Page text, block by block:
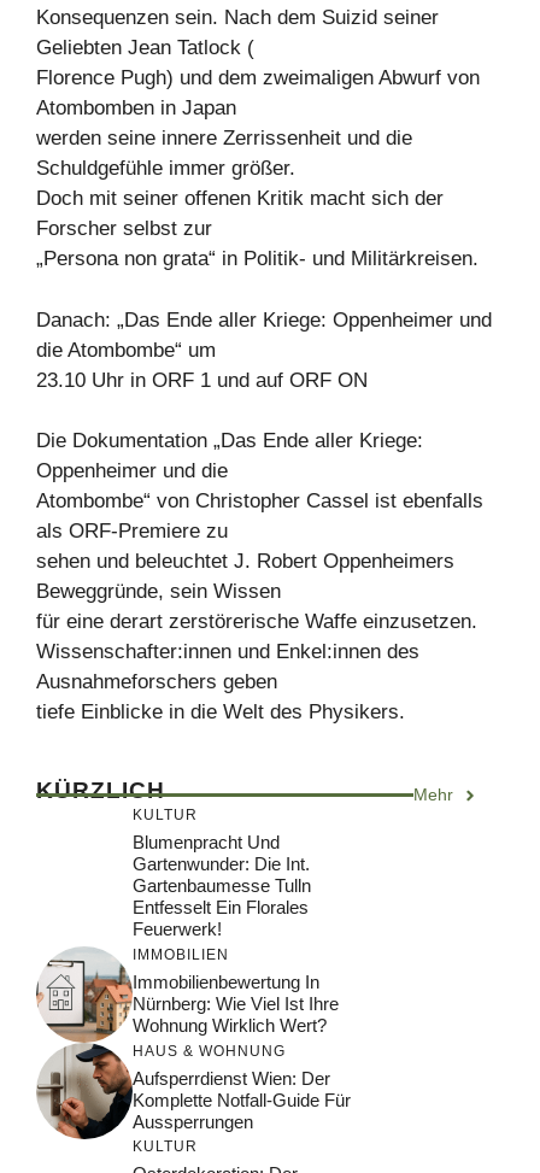
Konsequenzen sein. Nach dem Suizid seiner
Geliebten Jean Tatlock (
Florence Pugh) und dem zweimaligen Abwurf von
Atombomben in Japan
werden seine innere Zerrissenheit und die
Schuldgefühle immer größer.
Doch mit seiner offenen Kritik macht sich der
Forscher selbst zur
„Persona non grata“ in Politik- und Militärkreisen.
Danach: „Das Ende aller Kriege: Oppenheimer und
die Atombombe“ um
23.10 Uhr in ORF 1 und auf ORF ON
Die Dokumentation „Das Ende aller Kriege:
Oppenheimer und die
Atombombe“ von Christopher Cassel ist ebenfalls
als ORF-Premiere zu
sehen und beleuchtet J. Robert Oppenheimers
Beweggründe, sein Wissen
für eine derart zerstörerische Waffe einzusetzen.
Wissenschafter:innen und Enkel:innen des
Ausnahmeforschers geben
tiefe Einblicke in die Welt des Physikers.
KÜRZLICH Mehr
KULTUR
Blumenpracht Und
Gartenwunder: Die Int.
Gartenbaumesse Tulln
Entfesselt Ein Florales
Feuerwerk!
IMMOBILIEN
Immobilienbewertung In
Nürnberg: Wie Viel Ist Ihre
Wohnung Wirklich Wert?
HAUS & WOHNUNG
Aufsperrdienst Wien: Der
Komplette Notfall-Guide Für
Aussperrungen
KULTUR